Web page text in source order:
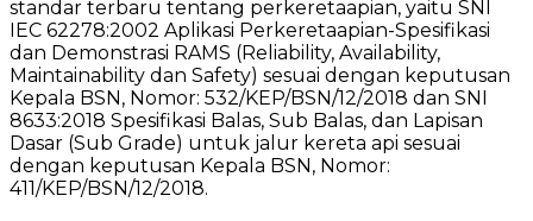
standar terbaru tentang perkeretaapian, yaitu SNI
IEC 62278:2002 Aplikasi Perkeretaapian-Spesifikasi
dan Demonstrasi RAMS (Reliability, Availability,
Maintainability dan Safety) sesuai dengan keputusan
Kepala BSN, Nomor: 532/KEP/BSN/12/2018 dan SNI
8633:2018 Spesifikasi Balas, Sub Balas, dan Lapisan
Dasar (Sub Grade) untuk jalur kereta api sesuai
dengan keputusan Kepala BSN, Nomor:
411/KEP/BSN/12/2018.